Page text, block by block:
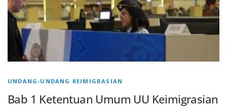
UNDANG-UNDANG KEIMIGRASIAN
Bab 1 Ketentuan Umum UU Keimigrasian